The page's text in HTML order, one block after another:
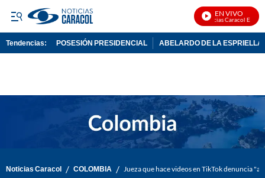
EN VIVO
Noticias Caracol En Vivo
Tendencias: POSESIÓN PRESIDENCIAL ABELARDO DE LA ESPRIELLA
Noticias Caracol / COLOMBIA / Jueza que hace videos en TikTok denuncia